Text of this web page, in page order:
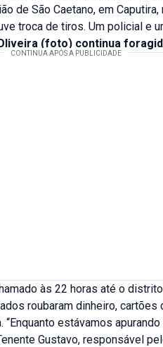
de São Caetano, em
troca de tiros. Um policial e
(foto) continua
às 22 horas até o
roubaram dinheiro,
estávamos
Gustavo, responsável